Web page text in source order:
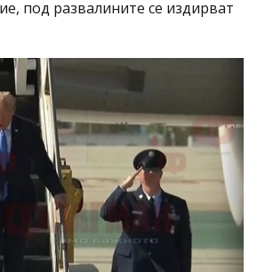
под развалините се издирват